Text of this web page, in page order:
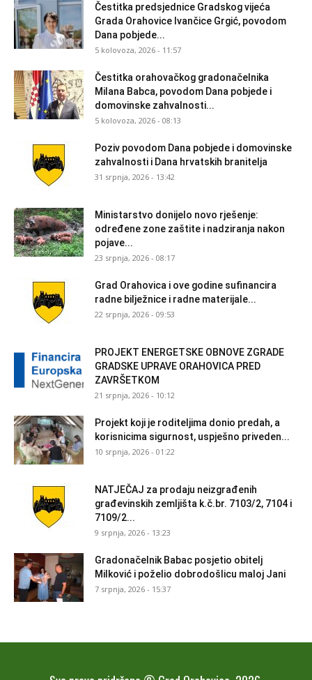
Čestitka predsjednice Gradskog vijeća
Grada Orahovice Ivančice Grgić, povodom
Dana pobjede...
5 kolovoza, 2026 - 11:57
Čestitka orahovačkog gradonačelnika
Milana Babca, povodom Dana pobjede i
domovinske zahvalnosti...
5 kolovoza, 2026 - 08:13
Poziv povodom Dana pobjede i domovinske
zahvalnosti i Dana hrvatskih branitelja
31 srpnja, 2026 - 13:42
Ministarstvo donijelo novo rješenje:
određene zone zaštite i nadziranja nakon
pojave...
23 srpnja, 2026 - 08:17
Grad Orahovica i ove godine sufinancira
radne bilježnice i radne materijale...
22 srpnja, 2026 - 09:53
PROJEKT ENERGETSKE OBNOVE ZGRADE
GRADSKE UPRAVE ORAHOVICA PRED
ZAVRŠETKOM
21 srpnja, 2026 - 10:12
Projekt koji je roditeljima donio predah, a
korisnicima sigurnost, uspješno priveden...
10 srpnja, 2026 - 01:22
NATJEČAJ za prodaju neizgrađenih
građevinskih zemljišta k.č.br. 7103/2, 7104 i
7109/2...
9 srpnja, 2026 - 13:23
Gradonačelnik Babac posjetio obitelj
Milković i poželio dobrodošlicu maloj Jani
7 srpnja, 2026 - 15:37